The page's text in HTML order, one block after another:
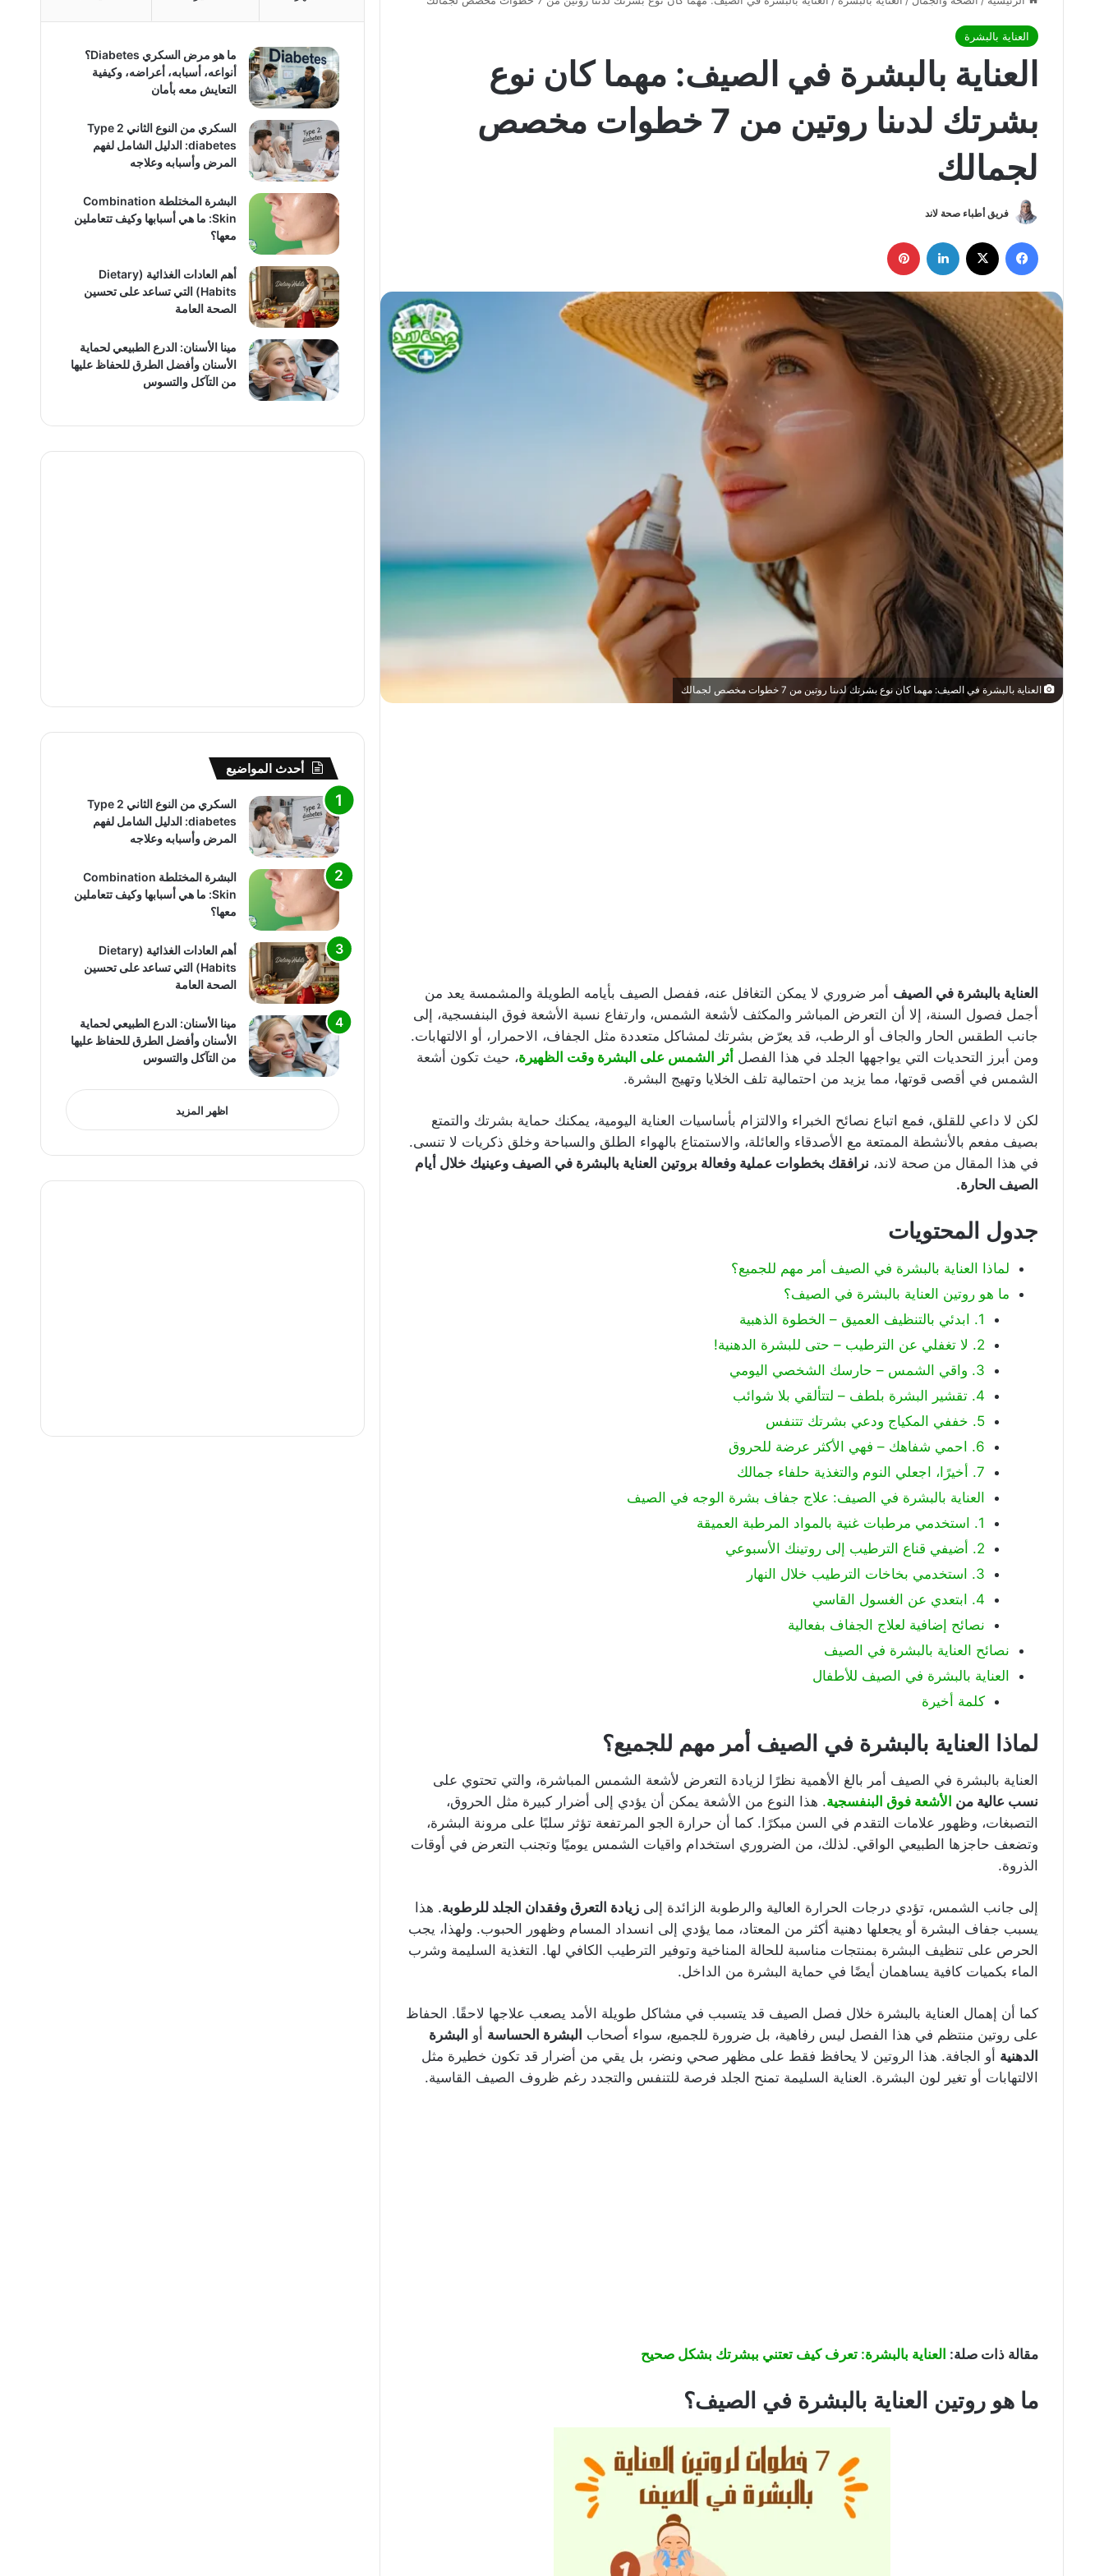
العناية بالبشرة
العناية بالبشرة في الصيف: مهما كان نوع
بشرتك لدىنا روتين من 7 خطوات مخصص
لجمالك
فريق أطباء صحة لاند
فيسبوك لينكدإن
العناية بالبشرة في الصيف: مهما كان نوع بشرتك لدىنا روتين من 7 خطوات مخصص لجمالك
العناية بالبشرة في الصيف أمر ضروري لا يمكن التغافل عنه، ففصل الصيف بأيامه الطويلة والمشمسة يعد من
أجمل فصول السنة، إلا أن التعرض المباشر والمكثف لأشعة الشمس، وارتفاع نسبة الأشعة فوق البنفسجية، إلى
جانب الطقس الحار والجاف أو الرطب، قد يعرّض بشرتك لمشاكل متعددة مثل الجفاف، الاحمرار، أو الالتهابات.
ومن أبرز التحديات التي يواجهها الجلد في هذا الفصل أثر الشمس على البشرة وقت الظهيرة، حيث تكون أشعة
الشمس في أقصى قوتها، مما يزيد من احتمالية تلف الخلايا وتهيج البشرة.
لكن لا داعي للقلق، فمع اتباع نصائح الخبراء والالتزام بأساسيات العناية اليومية، يمكنك حماية بشرتك والتمتع
بصيف مفعم بالأنشطة الممتعة مع الأصدقاء والعائلة، والاستمتاع بالهواء الطلق والسباحة وخلق ذكريات لا تنسى.
في هذا المقال من صحة لاند، نرافقك بخطوات عملية وفعالة بروتين العناية بالبشرة في الصيف وعينيك خلال أيام
الصيف الحارة.
جدول المحتويات
لماذا العناية بالبشرة في الصيف أمر مهم للجميع؟
ما هو روتين العناية بالبشرة في الصيف؟
1. ابدئي بالتنظيف العميق – الخطوة الذهبية
2. لا تغفلي عن الترطيب – حتى للبشرة الدهنية!
3. واقي الشمس – حارسك الشخصي اليومي
4. تقشير البشرة بلطف – لتتألقي بلا شوائب
5. خففي المكياج ودعي بشرتك تتنفس
6. احمي شفاهك – فهي الأكثر عرضة للحروق
7. أخيرًا، اجعلي النوم والتغذية حلفاء جمالك
العناية بالبشرة في الصيف: علاج جفاف بشرة الوجه في الصيف
1. استخدمي مرطبات غنية بالمواد المرطبة العميقة
2. أضيفي قناع الترطيب إلى روتينك الأسبوعي
3. استخدمي بخاخات الترطيب خلال النهار
4. ابتعدي عن الغسول القاسي
نصائح إضافية لعلاج الجفاف بفعالية
نصائح العناية بالبشرة في الصيف
العناية بالبشرة في الصيف للأطفال
كلمة أخيرة
لماذا العناية بالبشرة في الصيف أمر مهم للجميع؟
العناية بالبشرة في الصيف أمر بالغ الأهمية نظرًا لزيادة التعرض لأشعة الشمس المباشرة، والتي تحتوي على
نسب عالية من الأشعة فوق البنفسجية. هذا النوع من الأشعة يمكن أن يؤدي إلى أضرار كبيرة مثل الحروق،
التصبغات، وظهور علامات التقدم في السن مبكرًا. كما أن حرارة الجو المرتفعة تؤثر سلبًا على مرونة البشرة،
وتضعف حاجزها الطبيعي الواقي. لذلك، من الضروري استخدام واقيات الشمس يوميًا وتجنب التعرض في أوقات
الذروة.
إلى جانب الشمس، تؤدي درجات الحرارة العالية والرطوبة الزائدة إلى زيادة التعرق وفقدان الجلد للرطوبة. هذا
يسبب جفاف البشرة أو يجعلها دهنية أكثر من المعتاد، مما يؤدي إلى انسداد المسام وظهور الحبوب. ولهذا، يجب
الحرص على تنظيف البشرة بمنتجات مناسبة للحالة المناخية وتوفير الترطيب الكافي لها. التغذية السليمة وشرب
الماء بكميات كافية يساهمان أيضًا في حماية البشرة من الداخل.
كما أن إهمال العناية بالبشرة خلال فصل الصيف قد يتسبب في مشاكل طويلة الأمد يصعب علاجها لاحقًا. الحفاظ
على روتين منتظم في هذا الفصل ليس رفاهية، بل ضرورة للجميع، سواء أصحاب البشرة الحساسة أو البشرة
الدهنية أو الجافة. هذا الروتين لا يحافظ فقط على مظهر صحي ونضر، بل يقي من أضرار قد تكون خطيرة مثل
الالتهابات أو تغير لون البشرة. العناية السليمة تمنح الجلد فرصة للتنفس والتجدد رغم ظروف الصيف القاسية.
مقالة ذات صلة: العناية بالبشرة: تعرف كيف تعتني ببشرتك بشكل صحيح
ما هو روتين العناية بالبشرة في الصيف؟
ما هو مرض السكري Diabetes؟
أنواعه، أسبابه، أعراضه، وكيفية
التعايش معه بأمان
السكري من النوع الثاني Type 2
diabetes: الدليل الشامل لفهم
المرض وأسبابه وعلاجه
البشرة المختلطة Combination
Skin: ما هي أسبابها وكيف تتعاملين
معها؟
أهم العادات الغذائية (Dietary
Habits) التي تساعد على تحسين
الصحة العامة
مينا الأسنان: الدرع الطبيعي لحماية
الأسنان وأفضل الطرق للحفاظ عليها
من التآكل والتسوس
أحدث المواضيع
السكري من النوع الثاني Type 2
diabetes: الدليل الشامل لفهم
المرض وأسبابه وعلاجه
البشرة المختلطة Combination
Skin: ما هي أسبابها وكيف تتعاملين
معها؟
أهم العادات الغذائية (Dietary
Habits) التي تساعد على تحسين
الصحة العامة
مينا الأسنان: الدرع الطبيعي لحماية
الأسنان وأفضل الطرق للحفاظ عليها
من التآكل والتسوس
اظهر المزيد